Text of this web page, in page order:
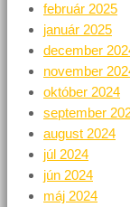
február 2025
január 2025
december
november
október 2024
september
august 2024
júl 2024
jún 2024
máj 2024